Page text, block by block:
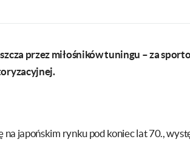
przez miłośników tuningu – za
na japońskim rynku pod koniec lat 70.,